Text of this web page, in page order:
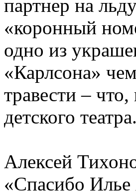
партнер на
«коронный
одно из
«Карлсона»
травести –
детского театра.
Алексей
«Спасибо